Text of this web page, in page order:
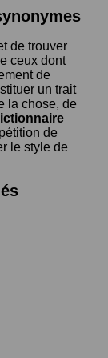
de trouver
ceux dont
de
un trait
la chose, de
de
le style de